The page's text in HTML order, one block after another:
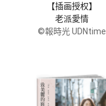
【插画授权】
老派愛情
©報時光 UDNtime